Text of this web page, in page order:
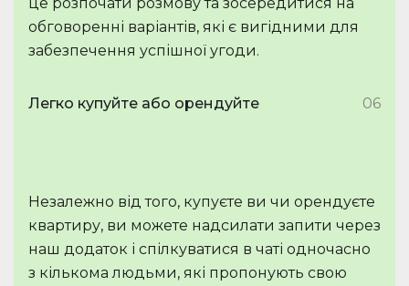
обговоренні варіантів, які є вигідними для
забезпечення успішної угоди.
Легко купуйте або орендуйте 06
Незалежно від того, купуєте ви чи орендуєте
квартиру, ви можете надсилати запити через
наш додаток і спілкуватися в чаті одночасно
з кількома людьми, які пропонують свою